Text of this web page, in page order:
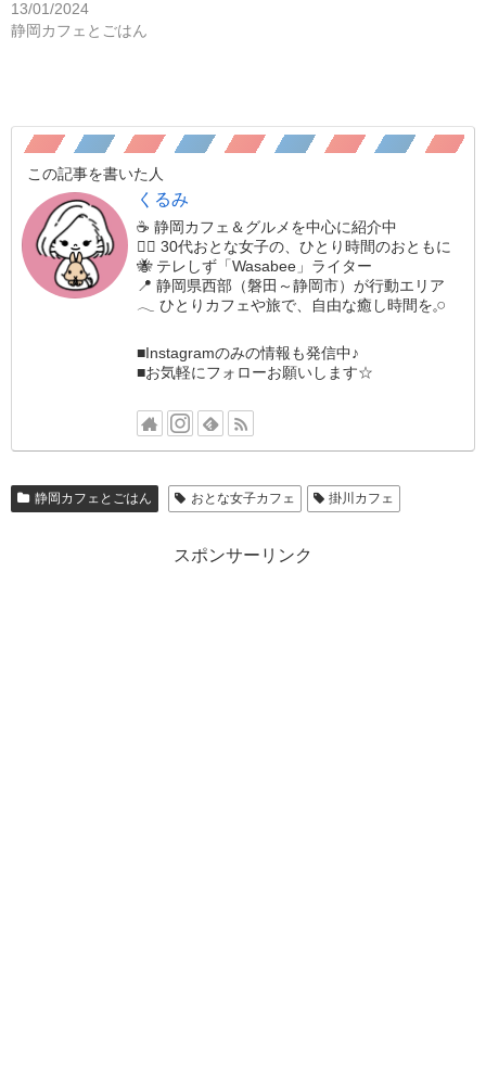
13/01/2024
静岡カフェとごはん
この記事を書いた人
くるみ
☕️ 静岡カフェ＆グルメを中心に紹介中
🚶‍♀️ 30代おとな女子の、ひとり時間のおともに
🐝 テレしず「Wasabee」ライター
📍 静岡県西部（磐田～静岡市）が行動エリア
𓂃 ひとりカフェや旅で、自由な癒し時間を𓈒𓏸
■Instagramのみの情報も発信中♪
■お気軽にフォローお願いします☆
静岡カフェとごはん おとな女子カフェ 掛川カフェ
スポンサーリンク